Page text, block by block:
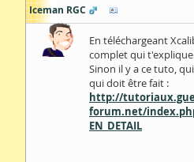
Iceman RGC
En téléchargeant
complet qui
Sinon il y a ce tuto,
qui doit être fait :
http://
forum.net/index.php/
EN_DETAIL